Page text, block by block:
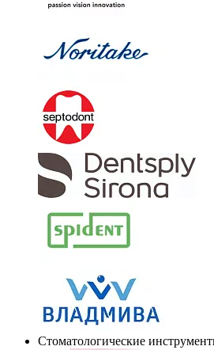
Стоматологические